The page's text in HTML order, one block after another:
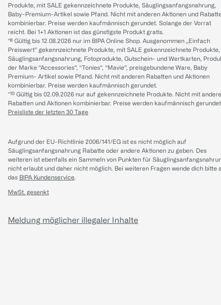
Produkte, mit SALE gekennzeichnete Produkte, Säuglingsanfangsnahrung,
Baby-Premium-Artikel sowie Pfand. Nicht mit anderen Aktionen und
kombinierbar. Preise werden kaufmännisch gerundet. Solange der Vorrat
reicht. Bei 1+1 Aktionen ist das günstigste Produkt gratis.
*⁸ Gültig bis 12.08.2026 nur im BIPA Online Shop. Ausgenommen „Einfach
Preiswert“ gekennzeichnete Produkte, mit SALE gekennzeichnete Produkte,
Säuglingsanfangsnahrung, Fotoprodukte, Gutschein- und Wertkarten,
der Marke “Accessories“, “Tonies“, “Mavie“, preisgebundene Ware, Baby
Premium- Artikel sowie Pfand. Nicht mit anderen Rabatten und Aktionen
kombinierbar. Preise werden kaufmännisch gerundet.
*¹⁰ Gültig bis 02.09.2026 nur auf gekennzeichnete Produkte. Nicht mit
Rabatten und Aktionen kombinierbar. Preise werden kaufmännisch
Preisliste der letzten 30 Tage
Aufgrund der EU-Richtlinie 2006/141/EG ist es nicht möglich auf
Säuglingsanfangsnahrung Rabatte oder andere Aktionen zu geben. Des
weiteren ist ebenfalls ein Sammeln von Punkten für
nicht erlaubt und daher nicht möglich. Bei weiteren Fragen wende dich bitte
das BIPA Kundenservice.
MwSt. gesenkt
Meldung möglicher illegaler Inhalte